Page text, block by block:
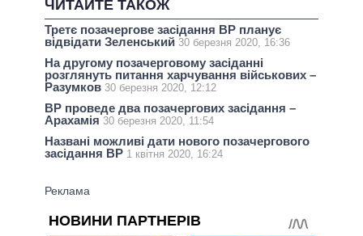
ЧИТАЙТЕ ТАКОЖ
Третє позачергове засідання ВР планує
відвідати Зеленський 30 березня 2020, 16:36
На другому позачерговому засіданні
розглянуть питання харчування військових –
Разумков 30 березня 2020, 12:12
ВР проведе два позачергових засідання –
Арахамія 30 березня 2020, 11:54
Названі можливі дати нового позачергового
засідання ВР 1 квітня 2020, 16:24